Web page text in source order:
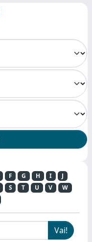
F G H I
J
S T U V
W